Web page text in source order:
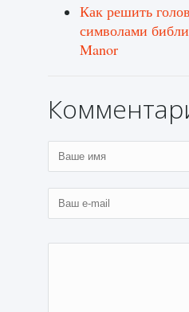
Как решить
символами
Manor